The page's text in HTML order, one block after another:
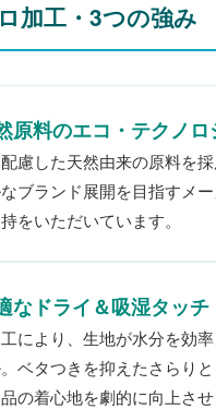
加工・3つの強み
原料のエコ・テクノロ
慮した天然由来の原料を
ブランド展開を目指すメ
をいただいています。
なドライ＆吸湿タッチ
により、生地が水分を効
ベタつきを抑えたさらり
の着心地を劇的に向上させ